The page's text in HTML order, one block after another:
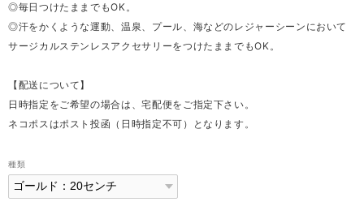
◎毎日つけたままでもOK。
◎汗をかくような運動、温泉、プール、海などのレジャーシーンにおいて
サージカルステンレスアクセサリーをつけたままでもOK。
【配送について】
日時指定をご希望の場合は、宅配便をご指定下さい。
ネコポスはポスト投函（日時指定不可）となります。
種類